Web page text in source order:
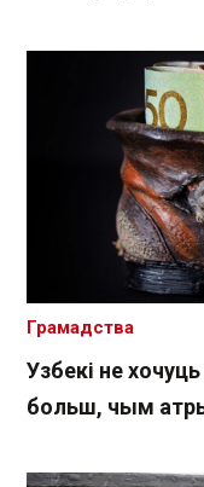
Узбекі не
больш, чым
Грамадства